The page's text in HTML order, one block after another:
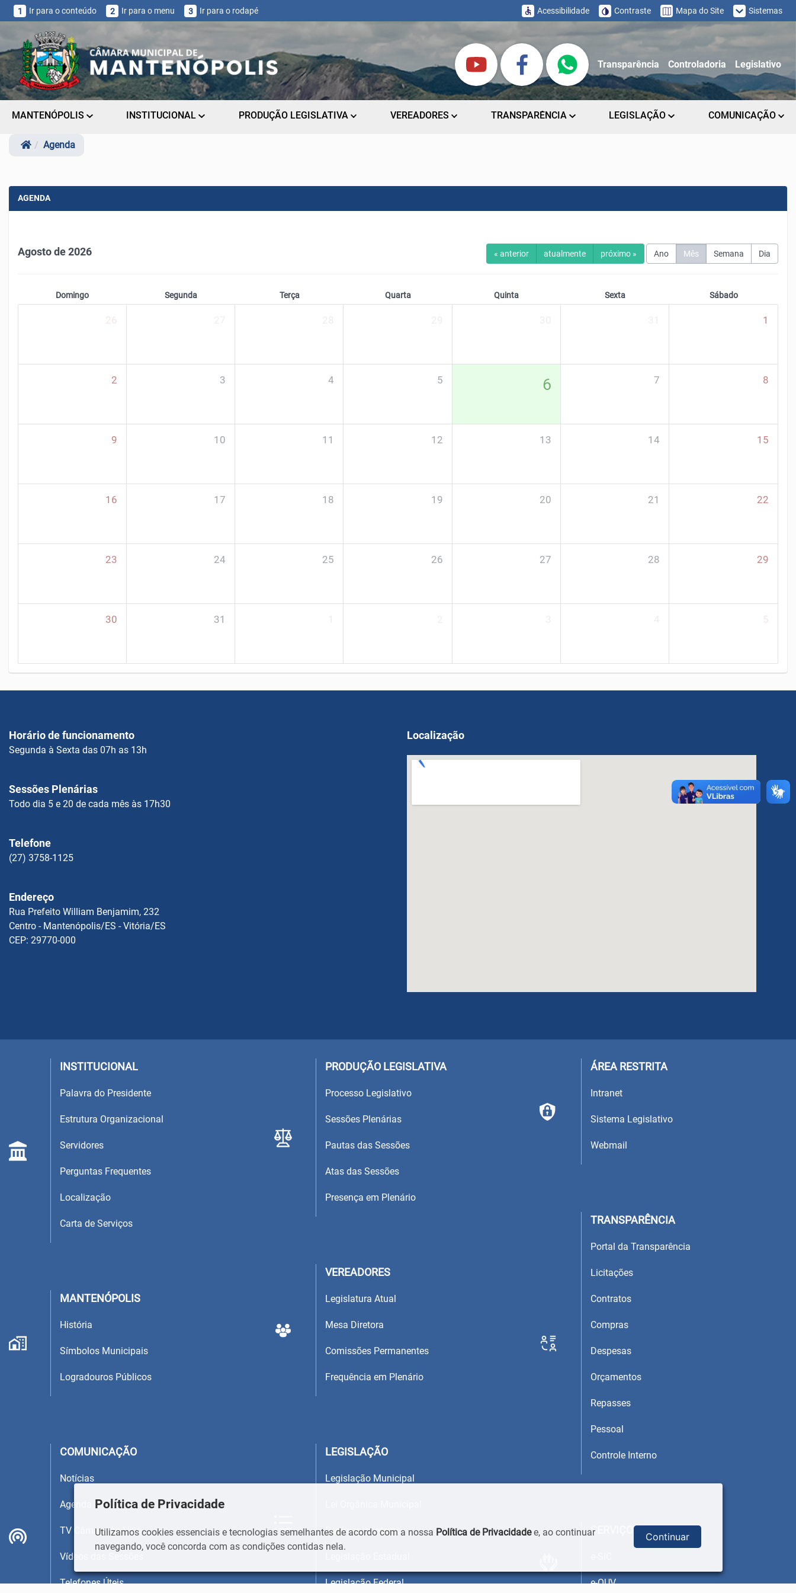
1 Ir para o conteúdo 2 Ir para o menu 3 Ir para o rodapé Acessibilidade Contraste Mapa do Site Sistemas
Transparência Controladoria Legislativo
MANTENÓPOLIS INSTITUCIONAL PRODUÇÃO LEGISLATIVA VEREADORES TRANSPARÊNCIA LEGISLAÇÃO COMUNICAÇÃO
Agenda
AGENDA
« anterior atualmente próximo » Ano Mês Semana Dia
Agosto de 2026
Domingo Segunda Terça Quarta Quinta Sexta Sábado
26 1
2 3 4 5 6 7 8
9 10 11 12 13 14 15
16 17 18 19 20 21 22
23 24 25 26 27 28 29
30 31 5
Horário de funcionamento
Segunda à Sexta das 07h as 13h
Sessões Plenárias
Todo dia 5 e 20 de cada mês às 17h30
Telefone
(27) 3758-1125
Endereço
Rua Prefeito William Benjamim, 232
Centro - Mantenópolis/ES - Vitória/ES
CEP: 29770-000
Localização
OPM FEGLI Calculator
INSTITUCIONAL
Palavra do Presidente
Estrutura Organizacional
Servidores
Perguntas Frequentes
Localização
Carta de Serviços
MANTENÓPOLIS
História
Símbolos Municipais
Logradouros Públicos
COMUNICAÇÃO
Notícias
Agenda Oficial
TV Câmara Ao Vivo
Vídeos das Sessões
Telefones Úteis
PRODUÇÃO LEGISLATIVA
Processo Legislativo
Sessões Plenárias
Pautas das Sessões
Atas das Sessões
Presença em Plenário
VEREADORES
Legislatura Atual
Mesa Diretora
Comissões Permanentes
Frequência em Plenário
LEGISLAÇÃO
Legislação Municipal
Regimento Interno
Legislação Federal
ÁREA RESTRITA
Intranet
Sistema Legislativo
Webmail
TRANSPARÊNCIA
Portal da Transparência
Licitações
Contratos
Compras
Despesas
Orçamentos
Repasses
Pessoal
Controle Interno
SERVIÇOS
e-OUV
Política de Privacidade
Utilizamos cookies essenciais e tecnologias semelhantes de acordo com a nossa Política de Privacidadee, ao continuar
navegando, você concorda com as condições contidas nela.
Continuar